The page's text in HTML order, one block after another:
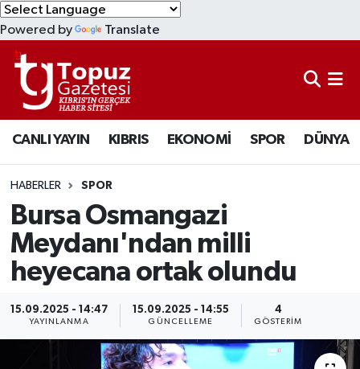
Powered by Translate
CANLI YAYIN KIBRIS EKONOMİ SPOR DÜNYA
HABERLER SPOR
Bursa Osmangazi
Meydanı'ndan milli
heyecana ortak olundu
15.09.2025 - 14:47
YAYINLANMA
15.09.2025 - 14:55
GÜNCELLEME
4
GÖSTERIM
KIBRIS
DÜNYA
EKONOMİ
MAGAZİN
SAĞLIK
SPOR
TEKNOLOJİ
TÜRKİYE
Lefkoşa Nöbetçi Eczaneler
Lefkoşa Hava Durumu
Lefkoşa Trafik Yoğunluk Haritası
Süper Lig Puan Durumu ve Fikstür
Tüm Manşetler
Son Dakika Haberleri
Haber Arşivi